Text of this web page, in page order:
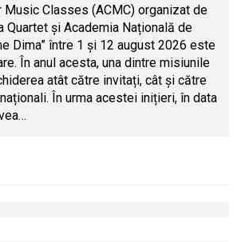
Music Classes (ACMC) organizat de
Quartet și Academia Națională de
Dima” între 1 și 12 august 2026 este
În anul acesta, una dintre misiunile
atât către invitați, cât și către
În urma acestei inițieri, în data